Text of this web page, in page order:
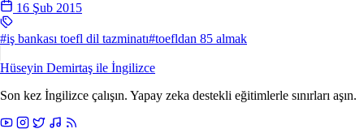
16 Şub 2015
#iş bankası toefl dil tazminatı#toefldan 85 almak
Hüseyin Demirtaş ile İngilizce
Son kez İngilizce çalışın. Yapay zeka destekli eğitimlerle sınırları aşın.